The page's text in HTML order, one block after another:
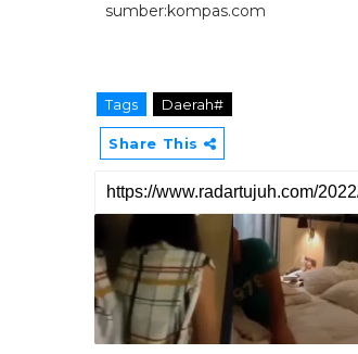
sumber:kompas.com
Tags Daerah#
Share This